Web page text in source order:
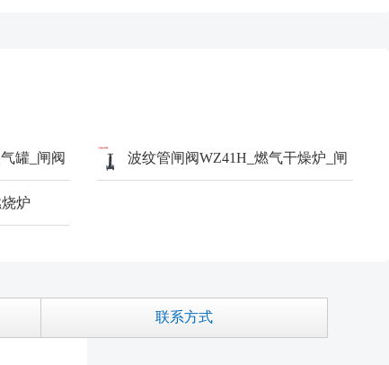
罐_闸阀 波纹管闸阀WZ41H_燃气干燥炉_闸
炉
联系方式